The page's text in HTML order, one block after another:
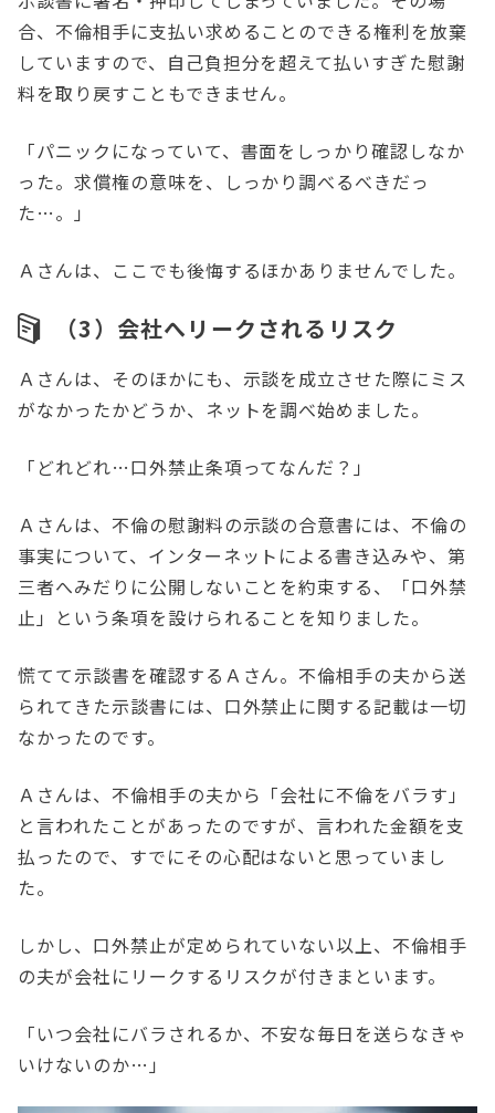
合、不倫相手に支払い求めることのできる権利を放棄
していますので、自己負担分を超えて払いすぎた慰謝
料を取り戻すこともできません。
「パニックになっていて、書面をしっかり確認しなか
った。求償権の意味を、しっかり調べるべきだっ
た…。」
Ａさんは、ここでも後悔するほかありませんでした。
（3）会社へリークされるリスク
Ａさんは、そのほかにも、示談を成立させた際にミス
がなかったかどうか、ネットを調べ始めました。
「どれどれ…口外禁止条項ってなんだ？」
Ａさんは、不倫の慰謝料の示談の合意書には、不倫の
事実について、インターネットによる書き込みや、第
三者へみだりに公開しないことを約束する、「口外禁
止」という条項を設けられることを知りました。
慌てて示談書を確認するＡさん。不倫相手の夫から送
られてきた示談書には、口外禁止に関する記載は一切
なかったのです。
Ａさんは、不倫相手の夫から「会社に不倫をバラす」
と言われたことがあったのですが、言われた金額を支
払ったので、すでにその心配はないと思っていまし
た。
しかし、口外禁止が定められていない以上、不倫相手
の夫が会社にリークするリスクが付きまといます。
「いつ会社にバラされるか、不安な毎日を送らなきゃ
いけないのか…」